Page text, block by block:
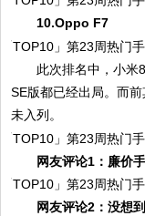
10.Oppo F7
此次排名中，小米8
SE版都已经出局。而
未入列。
网友评论1：廉价手
网友评论2：没想到